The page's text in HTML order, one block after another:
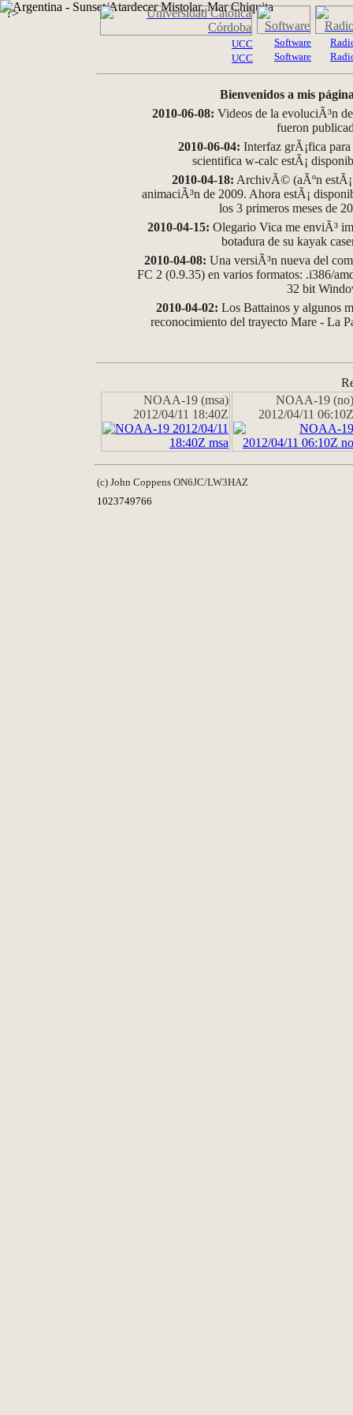
?>
UCC
UCC
Software
Software
Bienvenidos a mis
2010-06-08: Videos de la evoluciÃ³n
fueron
2010-06-04: Interfaz grÃ¡fica
scientifica w-calc estÃ¡
2010-04-18: ArchivÃ© (aÃºn
animaciÃ³n de 2009. Ahora estÃ¡
los 3 primeros meses de
2010-04-15: Olegario Vica me enviÃ³
botadura de su kayak
2010-04-08: Una versiÃ³n nueva del
FC 2 (0.9.35) en varios formatos: .i386/
32 bit
2010-04-02: Los Battainos y algunos
reconocimiento del trayecto Mare - La
NOAA-19 (msa)
2012/04/11 18:40Z
NOAA-19 (no)
2012/04/11 06:10Z
(c) John Coppens ON6JC/LW3HAZ
1023749766